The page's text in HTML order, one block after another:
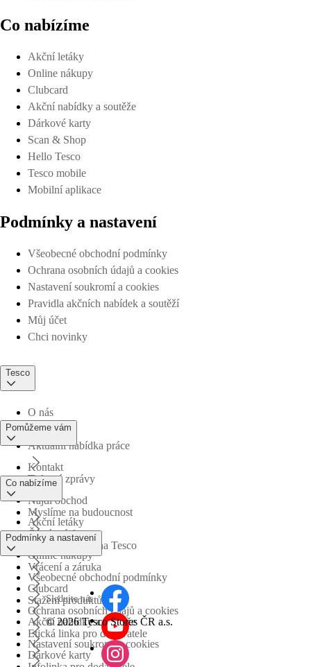
Co nabízíme
Akční letáky
Online nákupy
Clubcard
Akční nabídky a soutěže
Dárkové karty
Scan & Shop
Hello Tesco
Tesco mobile
Mobilní aplikace
Podmínky a nastavení
Všeobecné obchodní podmínky
Ochrana osobních údajů a cookies
Nastavení soukromí a cookies
Pravidla akčních nabídek a soutěží
Můj účet
Chci novinky
Tesco
O nás
Aktuální nabídka práce
Tiskové zprávy
Myslíme na budoucnost
Obchodní skupina Tesco
Pomůžeme vám
Kontakt
Najdi obchod
Časté otázky
Vrácení a záruka
Stažení produktů
Etická linka pro dodavatele
Co nabízíme
Akční letáky
Online nákupy
Clubcard
Akční nabídky a soutěže
Dárkové karty
Podmínky a nastavení
Všeobecné obchodní podmínky
Ochrana osobních údajů a cookies
Nastavení soukromí a cookies
Sledujte nás
© 2026 Tesco Stores ČR a.s.